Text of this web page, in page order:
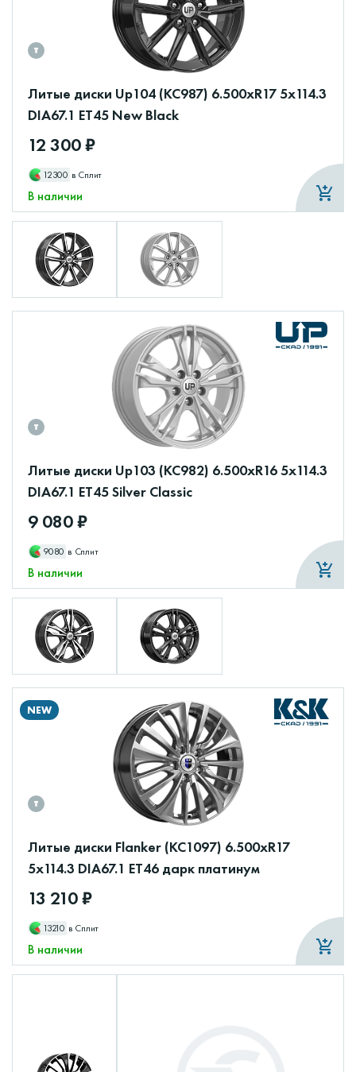
Литые диски Up104 (КС987) 6.500xR17 5x114.3
DIA67.1 ET45 New Black
12 300 ₽
12300 в Сплит
В наличии
Литые диски Up103 (КС982) 6.500xR16 5x114.3
DIA67.1 ET45 Silver Classic
9 080 ₽
9080 в Сплит
В наличии
NEW
Литые диски Flanker (КС1097) 6.500xR17
5x114.3 DIA67.1 ET46 дарк платинум
13 210 ₽
13210 в Сплит
В наличии